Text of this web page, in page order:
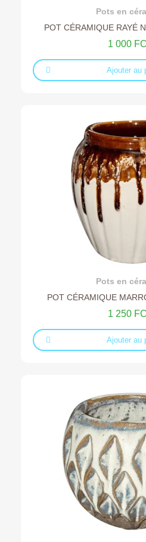
Ajouter
Pots en
POT CÉRAMIQUE RAYÉ
1 000
Ajouter au
Ajouter
Pots en
POT CÉRAMIQUE
1 250
Ajouter au